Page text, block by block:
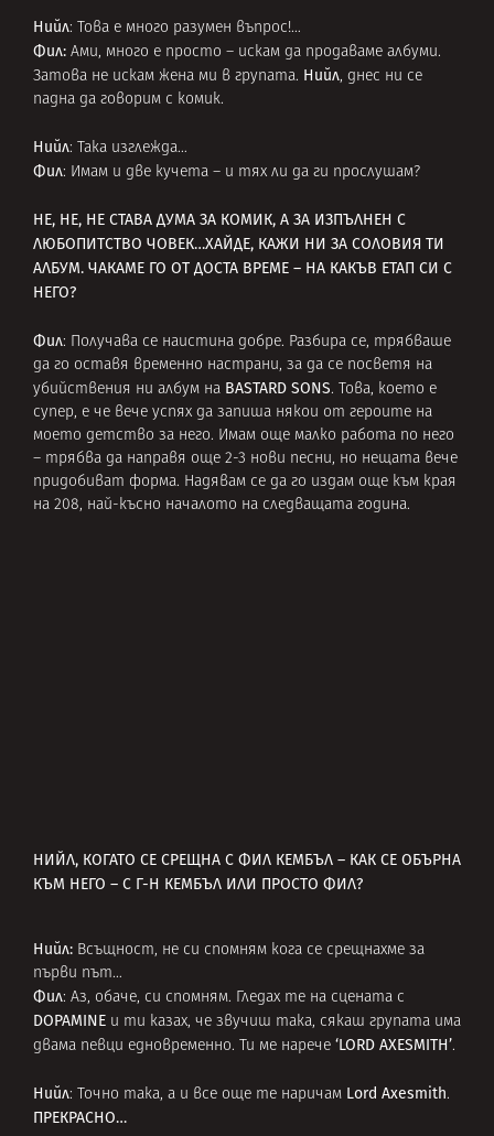
Нийл: Това е много разумен въпрос!…
Фил: Ами, много е просто – искам да продаваме албуми.
Затова не искам жена ми в групата. Нийл, днес ни се
падна да говорим с комик.
Нийл: Така изглежда…
Фил: Имам и две кучета – и тях ли да ги прослушам?
НЕ, НЕ, НЕ СТАВА ДУМА ЗА КОМИК, А ЗА ИЗПЪЛНЕН С
ЛЮБОПИТСТВО ЧОВЕК…ХАЙДЕ, КАЖИ НИ ЗА СОЛОВИЯ ТИ
АЛБУМ. ЧАКАМЕ ГО ОТ ДОСТА ВРЕМЕ – НА КАКЪВ ЕТАП СИ С
НЕГО?
Фил: Получава се наистина добре. Разбира се, трябваше
да го оставя временно настрани, за да се посветя на
убийствения ни албум на BASTARD SONS. Това, което е
супер, е че вече успях да запиша някои от героите на
моето детство за него. Имам още малко работа по него
– трябва да направя още 2-3 нови песни, но нещата вече
придобиват форма. Надявам се да го издам още към края
на 208, най-късно началото на следващата година.
НИЙЛ, КОГАТО СЕ СРЕЩНА С ФИЛ КЕМБЪЛ – КАК СЕ ОБЪРНА
КЪМ НЕГО – С Г-Н КЕМБЪЛ ИЛИ ПРОСТО ФИЛ?
Нийл: Всъщност, не си спомням кога се срещнахме за
първи път…
Фил: Аз, обаче, си спомням. Гледах те на сцената с
DOPAMINE и ти казах, че звучиш така, сякаш групата има
двама певци едновременно. Ти ме нарече ‘LORD AXESMITH’.
Нийл: Точно така, а и все още те наричам Lord Axesmith.
ПРЕКРАСНО…